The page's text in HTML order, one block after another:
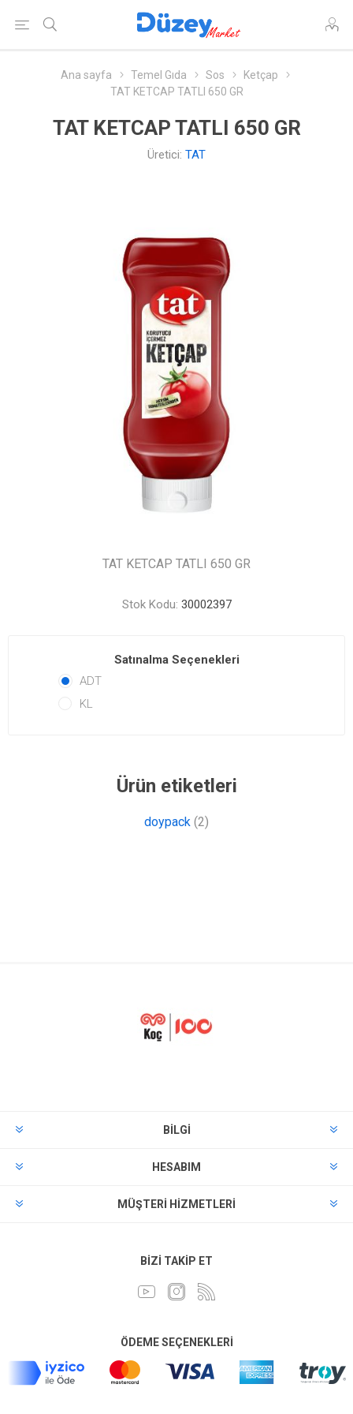
Ana sayfa Temel Gıda Sos
Ketçap
TAT KETCAP TATLI 650 GR
TAT KETCAP TATLI 650 GR
Üretici: TAT
TAT KETCAP TATLI 650 GR
Stok Kodu: 30002397
Satınalma Seçenekleri
ADT
KL
Ürün etiketleri
doypack (2)
BILGI
HESABIM
MÜŞTERI HIZMETLERI
BIZI TAKIP ET
ÖDEME SEÇENEKLERI